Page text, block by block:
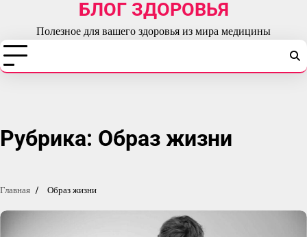
содержимому
БЛОГ ЗДОРОВЬЯ
Полезное для вашего здоровья из мира медицины
Рубрика: Образ жизни
Главная Образ жизни